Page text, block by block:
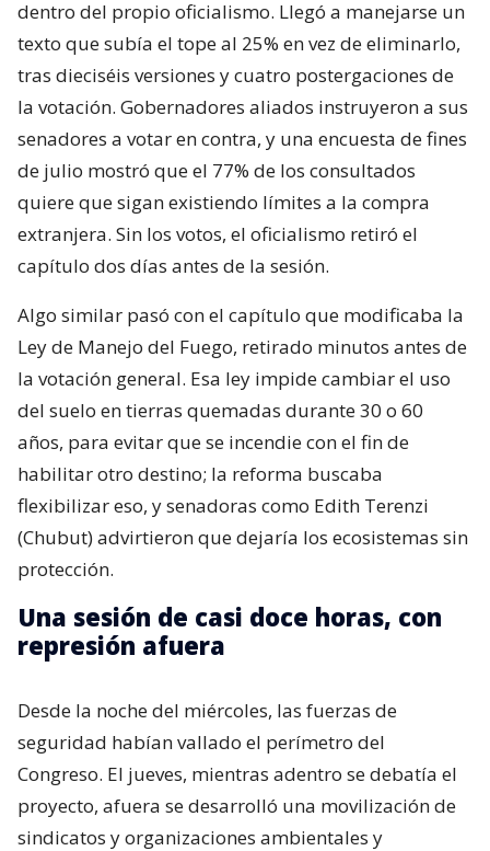
dentro del propio oficialismo. Llegó a manejarse un
texto que subía el tope al 25% en vez de eliminarlo,
tras dieciséis versiones y cuatro postergaciones de
la votación. Gobernadores aliados instruyeron a sus
senadores a votar en contra, y una encuesta de fines
de julio mostró que el 77% de los consultados
quiere que sigan existiendo límites a la compra
extranjera. Sin los votos, el oficialismo retiró el
capítulo dos días antes de la sesión.
Algo similar pasó con el capítulo que modificaba la
Ley de Manejo del Fuego, retirado minutos antes de
la votación general. Esa ley impide cambiar el uso
del suelo en tierras quemadas durante 30 o 60
años, para evitar que se incendie con el fin de
habilitar otro destino; la reforma buscaba
flexibilizar eso, y senadoras como Edith Terenzi
(Chubut) advirtieron que dejaría los ecosistemas sin
protección.
Una sesión de casi doce horas, con
represión afuera
Desde la noche del miércoles, las fuerzas de
seguridad habían vallado el perímetro del
Congreso. El jueves, mientras adentro se debatía el
proyecto, afuera se desarrolló una movilización de
sindicatos y organizaciones ambientales y